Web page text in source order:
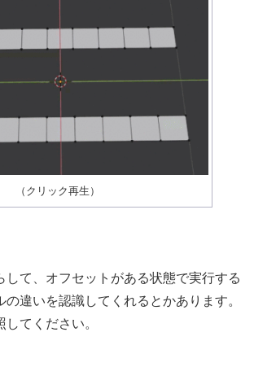
（クリック再生）
して、オフセットがある状態で実行する
の違いを認識してくれるとかあります。
てください。